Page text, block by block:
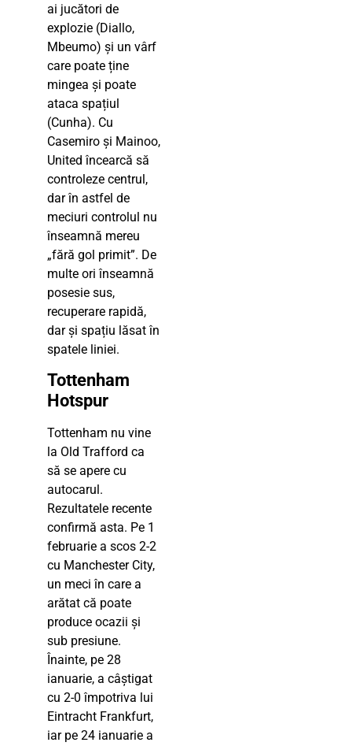
ai jucători de
explozie (Diallo,
Mbeumo) și un vârf
care poate ține
mingea și poate
ataca spațiul
(Cunha). Cu
Casemiro și Mainoo,
United încearcă să
controleze centrul,
dar în astfel de
meciuri controlul nu
înseamnă mereu
„fără gol primit”. De
multe ori înseamnă
posesie sus,
recuperare rapidă,
dar și spațiu lăsat în
spatele liniei.
Tottenham
Hotspur
Tottenham nu vine
la Old Trafford ca
să se apere cu
autocarul.
Rezultatele recente
confirmă asta. Pe 1
februarie a scos 2-2
cu Manchester City,
un meci în care a
arătat că poate
produce ocazii și
sub presiune.
Înainte, pe 28
ianuarie, a câștigat
cu 2-0 împotriva lui
Eintracht Frankfurt,
iar pe 24 ianuarie a